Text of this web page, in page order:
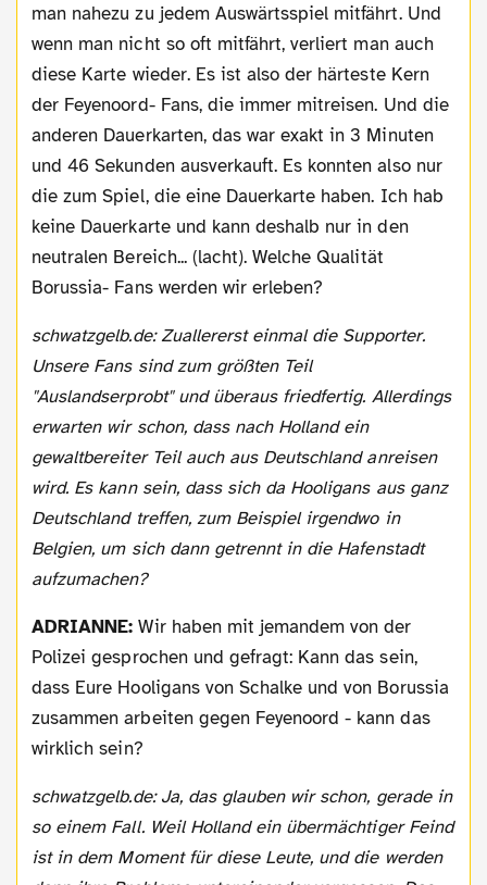
man nahezu zu jedem Auswärtsspiel mitfährt. Und
wenn man nicht so oft mitfährt, verliert man auch
diese Karte wieder. Es ist also der härteste Kern
der Feyenoord- Fans, die immer mitreisen. Und die
anderen Dauerkarten, das war exakt in 3 Minuten
und 46 Sekunden ausverkauft. Es konnten also nur
die zum Spiel, die eine Dauerkarte haben. Ich hab
keine Dauerkarte und kann deshalb nur in den
neutralen Bereich... (lacht). Welche Qualität
Borussia- Fans werden wir erleben?
schwatzgelb.de: Zuallererst einmal die Supporter.
Unsere Fans sind zum größten Teil
"Auslandserprobt" und überaus friedfertig. Allerdings
erwarten wir schon, dass nach Holland ein
gewaltbereiter Teil auch aus Deutschland anreisen
wird. Es kann sein, dass sich da Hooligans aus ganz
Deutschland treffen, zum Beispiel irgendwo in
Belgien, um sich dann getrennt in die Hafenstadt
aufzumachen?
ADRIANNE:Wir haben mit jemandem von der
Polizei gesprochen und gefragt: Kann das sein,
dass Eure Hooligans von Schalke und von Borussia
zusammen arbeiten gegen Feyenoord - kann das
wirklich sein?
schwatzgelb.de: Ja, das glauben wir schon, gerade in
so einem Fall. Weil Holland ein übermächtiger Feind
ist in dem Moment für diese Leute, und die werden